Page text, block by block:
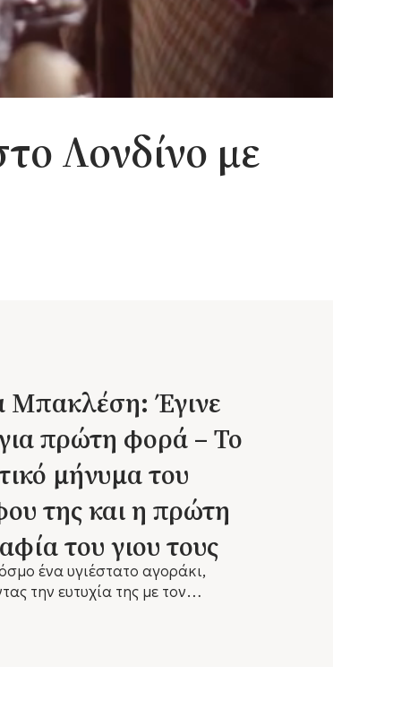
Λονδίνο με
Μπακλέση: Έγινε
πρώτη φορά – Το
μήνυμα του
της και η πρώτη
του γιου τους
ένα υγιέστατο αγοράκι,
την ευτυχία της με τον